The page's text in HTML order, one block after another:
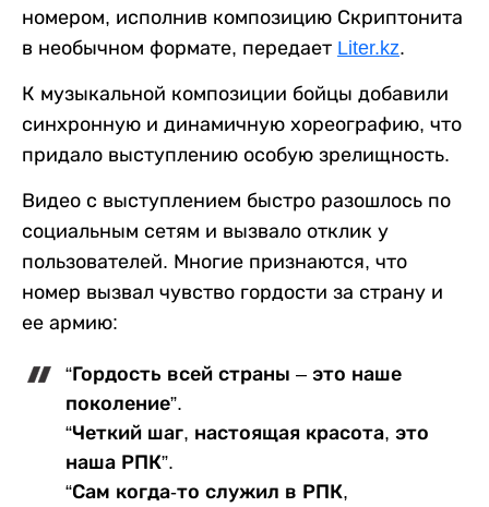
номером, исполнив композицию Скриптонита
в необычном формате, передает Liter.kz.
К музыкальной композиции бойцы добавили
синхронную и динамичную хореографию, что
придало выступлению особую зрелищность.
Видео с выступлением быстро разошлось по
социальным сетям и вызвало отклик у
пользователей. Многие признаются, что
номер вызвал чувство гордости за страну и
ее армию:
“Гордость всей страны – это наше
поколение”.
“Четкий шаг, настоящая красота, это
наша РПК”.
“Сам когда-то служил в РПК,